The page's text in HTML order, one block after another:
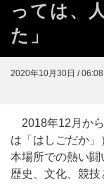
っては、
た」
2020年10月30日 / 06:08
2018年12月か
は「はしごだか
本場所での熱い闘
歴史、文化、競